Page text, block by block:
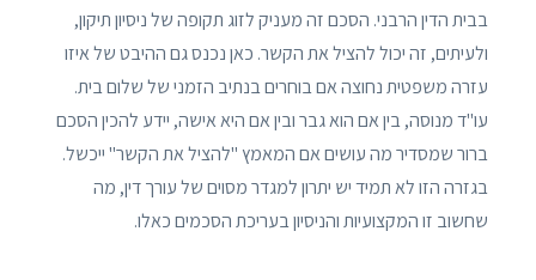
בבית הדין הרבני. הסכם זה מעניק לזוג תקופה של ניסיון תיקון,
ולעיתים, זה יכול להציל את הקשר. כאן נכנס גם ההיבט של איזו
עזרה משפטית נחוצה אם בוחרים בנתיב הזמני של שלום בית.
עו"ד מנוסה, בין אם הוא גבר ובין אם היא אישה, יידע להכין הסכם
ברור שמסדיר מה עושים אם המאמץ "להציל את הקשר" ייכשל.
בגזרה הזו לא תמיד יש יתרון למגדר מסוים של עורך דין, מה
שחשוב זו המקצועיות והניסיון בעריכת הסכמים כאלו.